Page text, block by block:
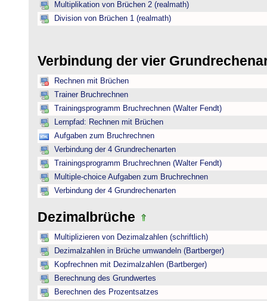
Multiplikation von Brüchen 2 (realmath)
Division von Brüchen 1 (realmath)
Verbindung der vier
Rechnen mit Brüchen
Trainer Bruchrechnen
Trainingsprogramm Bruchrechnen (Walter Fendt)
Lernpfad: Rechnen mit Brüchen
Aufgaben zum Bruchrechnen
Verbindung der 4 Grundrechenarten
Trainingsprogramm Bruchrechnen (Walter Fendt)
Multiple-choice Aufgaben zum Bruchrechnen
Verbindung der 4 Grundrechenarten
Dezimalbrüche
Multiplizieren von Dezimalzahlen (schriftlich)
Dezimalzahlen in Brüche umwandeln (Bartberger)
Kopfrechnen mit Dezimalzahlen (Bartberger)
Berechnung des Grundwertes
Berechnen des Prozentsatzes